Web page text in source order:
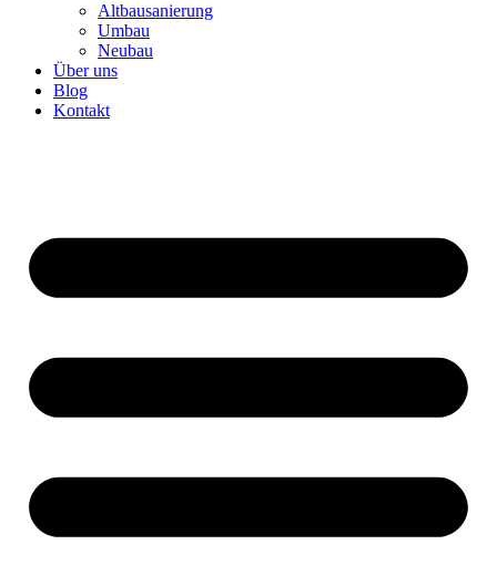
Altbausanierung
Umbau
Neubau
Über uns
Blog
Kontakt